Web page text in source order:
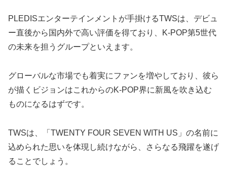
PLEDISエンターテインメントが手掛けるTWSは、デビュ
ー直後から国内外で高い評価を得ており、K-POP第5世代
の未来を担うグループといえます。
グローバルな市場でも着実にファンを増やしており、彼ら
が描くビジョンはこれからのK-POP界に新風を吹き込む
ものになるはずです。
TWSは、「TWENTY FOUR SEVEN WITH US」の名前に
込められた思いを体現し続けながら、さらなる飛躍を遂げ
ることでしょう。